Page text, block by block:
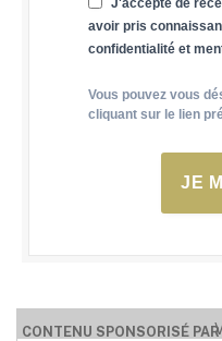
avoir pris
confidentialité et
Vous pouvez vous
cliquant sur le lien
JE
CONTENU SPONSORISÉ PAR